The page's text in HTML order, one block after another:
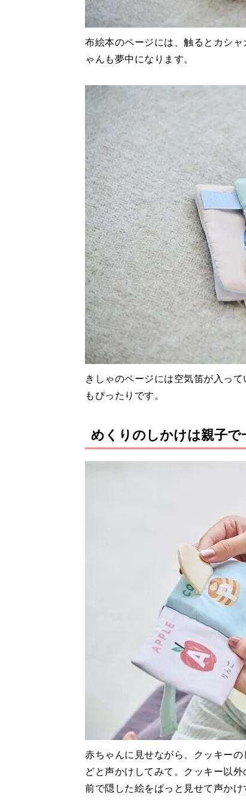
布絵本のページには、触るとカシ
ゃんも夢中になります。
きしゃのページには空気笛が入っ
もぴったりです。
めくりのしかけは親子で
赤ちゃんに見せながら、クッキー
どと声かけしてみて。クッキー以
前で隠した絵をぱっと見せて声か